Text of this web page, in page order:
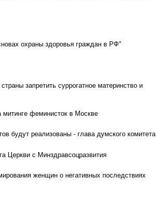
охраны здоровья граждан в РФ"
запретить суррогатное материнство и
митинге феминисток в Москве
будут реализованы - глава думского комитета
Церкви с Минздравсоцразвития
женщин о негативных последствиях